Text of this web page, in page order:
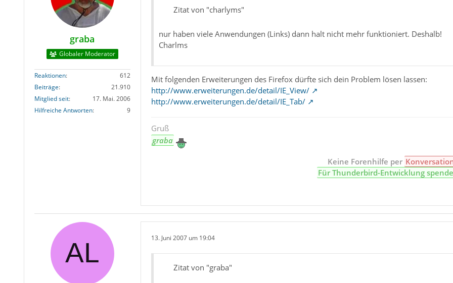
graba
Globaler Moderator
Reaktionen
612
Beiträge
21.910
Mitglied seit
17. Mai. 2006
Hilfreiche Antworten
9
Zitat von "charlyms"
nur haben viele Anwendungen (Links) dann halt nicht mehr funktioniert. Deshalb!
Charlms
Mit folgenden Erweiterungen des Firefox dürfte sich dein Problem lösen lassen:
http://www.erweiterungen.de/detail/IE_View/
http://www.erweiterungen.de/detail/IE_Tab/
Gruß
graba
Keine Forenhilfe per
Für Thunderbird-Entwicklung
13. Juni 2007 um 19:04
Zitat von "graba"